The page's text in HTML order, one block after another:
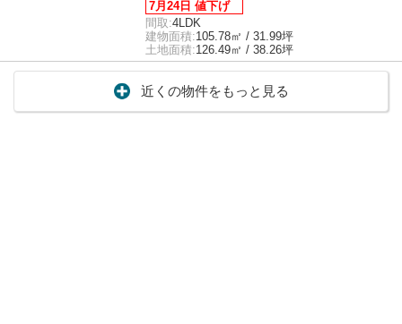
7月24日 値下げ
間取:4LDK
建物面積:105.78㎡ / 31.99坪
土地面積:126.49㎡ / 38.26坪
近くの物件をもっと見る